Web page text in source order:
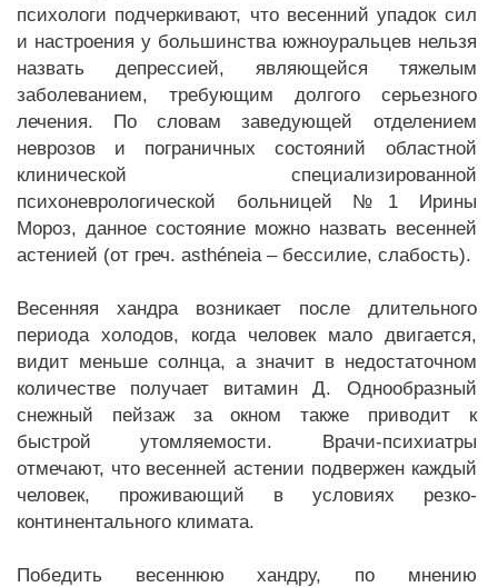
психологи подчеркивают, что весенний упадок сил
и настроения у большинства южноуральцев нельзя
назвать депрессией, являющейся тяжелым
заболеванием, требующим долгого серьезного
лечения. По словам заведующей отделением
неврозов и пограничных состояний областной
клинической специализированной
психоневрологической больницей №1 Ирины
Мороз, данное состояние можно назвать весенней
астенией (от греч. asthéneia – бессилие, слабость).
Весенняя хандра возникает после длительного
периода холодов, когда человек мало двигается,
видит меньше солнца, а значит в недостаточном
количестве получает витамин Д. Однообразный
снежный пейзаж за окном также приводит к
быстрой утомляемости. Врачи-психиатры
отмечают, что весенней астении подвержен каждый
человек, проживающий в условиях резко-
континентального климата.
Победить весеннюю хандру, по мнению